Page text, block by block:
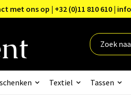
met ons op | +32 (0)11 810 610 |
Textiel Tassen